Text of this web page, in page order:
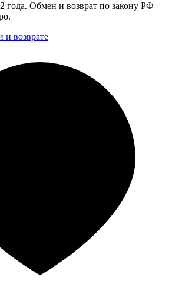
года. Обмен и возврат по закону РФ —
и возврате